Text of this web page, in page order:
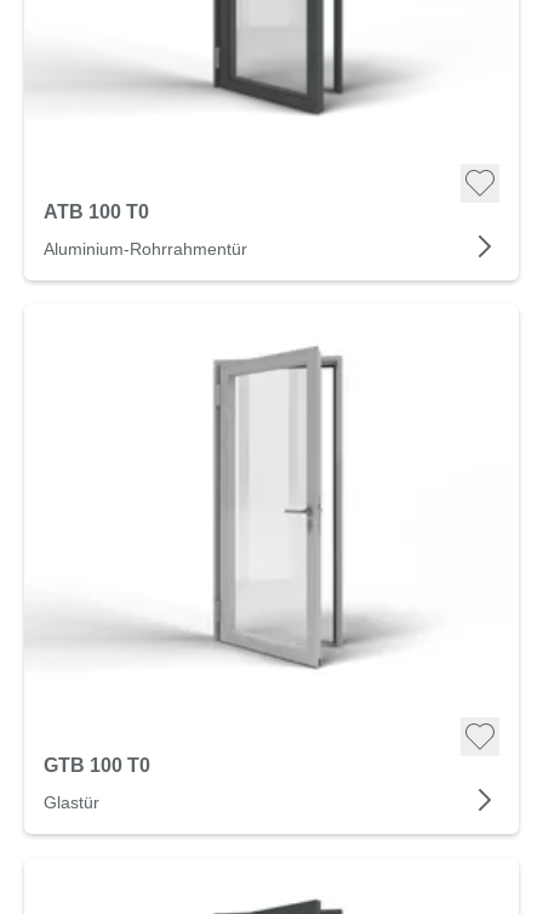
ATB 100 T0
Aluminium-Rohrrahmentür
GTB 100 T0
Glastür